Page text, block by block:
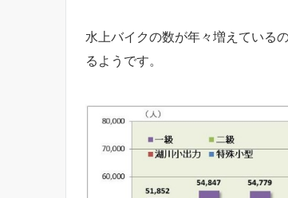
水上バイクの数が年々増えている
るようです。